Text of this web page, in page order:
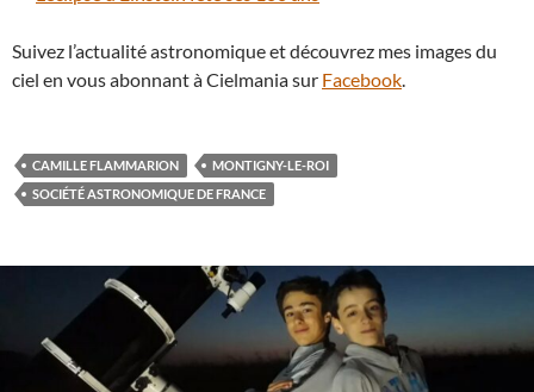
Suivez l’actualité astronomique et découvrez mes images du
ciel en vous abonnant à Cielmania sur Facebook
CAMILLE FLAMMARION
MONTIGNY-LE-ROI
SOCIÉTÉ ASTRONOMIQUE DE FRANCE